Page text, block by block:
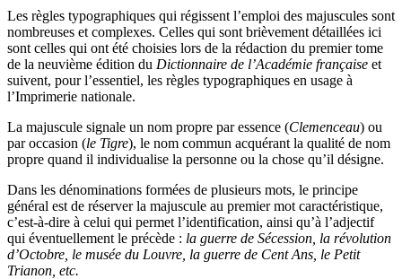
Les règles typographiques qui régissent l’emploi des majuscules sont
nombreuses et complexes. Celles qui sont brièvement détaillées ici
sont celles qui ont été choisies lors de la rédaction du premier tome
de la neuvième édition du Dictionnaire de l’Académie française et
suivent, pour l’essentiel, les règles typographiques en usage à
l’Imprimerie nationale.
La majuscule signale un nom propre par essence (Clemenceau) ou
par occasion (le Tigre), le nom commun acquérant la qualité de nom
propre quand il individualise la personne ou la chose qu’il désigne.
Dans les dénominations formées de plusieurs mots, le principe
général est de réserver la majuscule au premier mot caractéristique,
c’est-à-dire à celui qui permet l’identification, ainsi qu’à l’adjectif
qui éventuellement le précède : la guerre de Sécession, la révolution
d’Octobre, le musée du Louvre, la guerre de Cent Ans, le Petit
Trianon, etc.